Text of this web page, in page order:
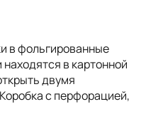
в фольгированные
в картонной
двумя
с перфорацией,